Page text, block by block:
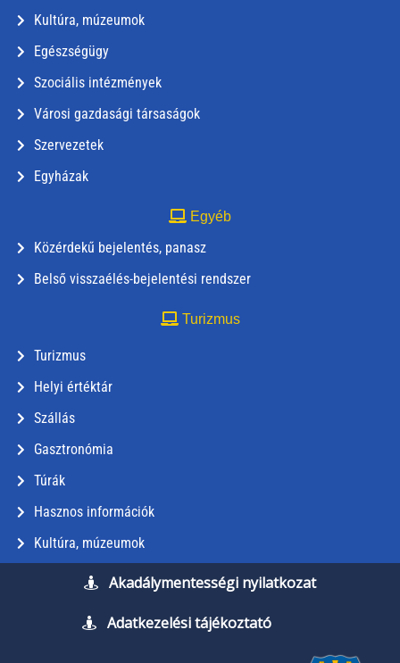
Kultúra, múzeumok
Egészségügy
Szociális intézmények
Városi gazdasági társaságok
Szervezetek
Egyházak
Egyéb
Közérdekű bejelentés, panasz
Belső visszaélés-bejelentési rendszer
Turizmus
Turizmus
Helyi értéktár
Szállás
Gasztronómia
Túrák
Hasznos információk
Kultúra, múzeumok
Akadálymentességi nyilatkozat
Adatkezelési tájékoztató